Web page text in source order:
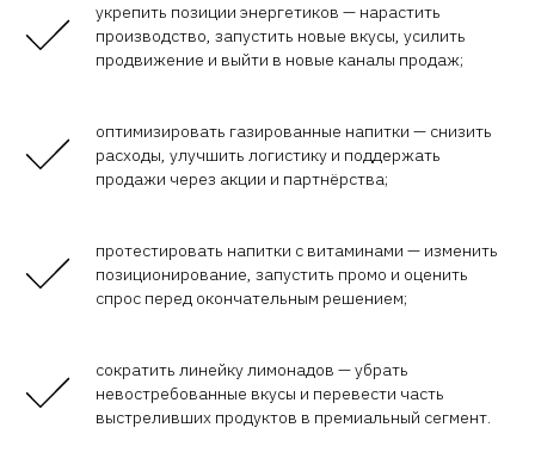
укрепить позиции энергетиков — нарастить
производство, запустить новые вкусы, усилить
продвижение и выйти в новые каналы продаж;
оптимизировать газированные напитки — снизить
расходы, улучшить логистику и поддержать
продажи через акции и партнёрства;
протестировать напитки с витаминами — изменить
позиционирование, запустить промо и оценить
спрос перед окончательным решением;
сократить линейку лимонадов — убрать
невостребованные вкусы и перевести часть
выстреливших продуктов в премиальный сегмент.